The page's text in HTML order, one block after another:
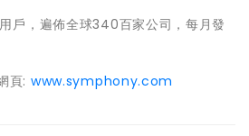
戶，遍佈全球340百家公司，每月發
頁: www.symphony.com